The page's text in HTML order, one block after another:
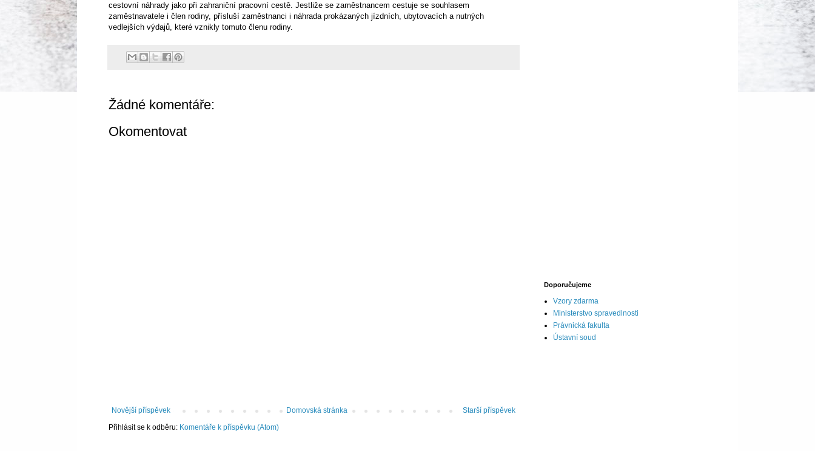
cestovní náhrady jako při zahraniční pracovní cestě. Jestliže se zaměstnancem cestuje se souhlasem
zaměstnavatele i člen rodiny, přísluší zaměstnanci i náhrada prokázaných jízdních, ubytovacích a nutných
vedlejších výdajů, které vznikly tomuto členu rodiny.
Žádné komentáře:
Okomentovat
Novější příspěvek Starší příspěvek
Domovská stránka
Přihlásit se k odběru: Komentáře k příspěvku (Atom)
Doporučujeme
Vzory zdarma
Ministerstvo spravedlnosti
Právnická fakulta
Ústavní soud